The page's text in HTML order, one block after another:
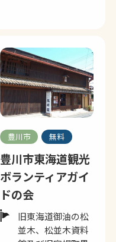
豊川市 無料
豊川市東海道観光
ボランティアガイ
ドの会
旧東海道御油の松
並木、松並木資料